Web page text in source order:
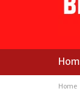
Home